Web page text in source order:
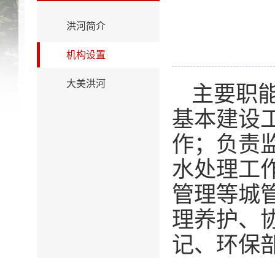
洪河简介
机构设置
大美洪河
主要职
基本建设
作；负责
水处理工
管理等城
理养护、
记、环保